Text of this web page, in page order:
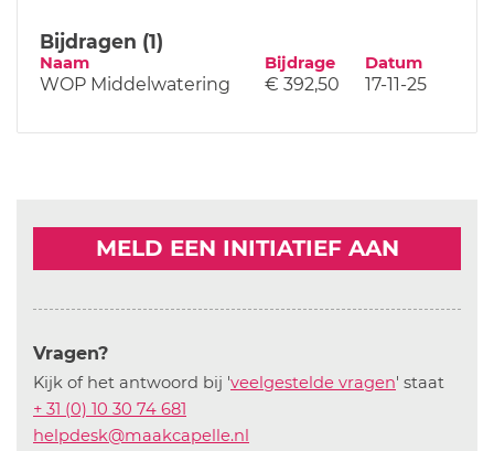
Bijdragen (1)
Naam Bijdrage Datum
WOP Middelwatering € 392,50 17-11-25
MELD EEN INITIATIEF AAN
Vragen?
Kijk of het antwoord bij 'veelgestelde vragen' staat
+ 31 (0) 10 30 74 681
helpdesk@maakcapelle.nl